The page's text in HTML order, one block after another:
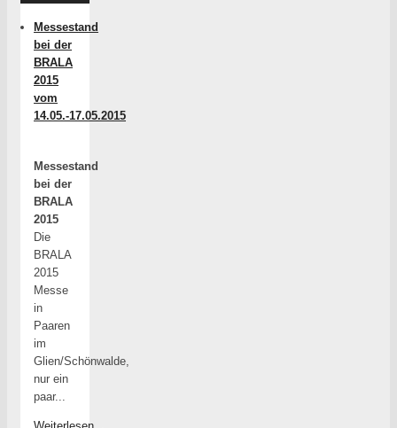
Messestand
bei der
BRALA
2015
vom
14.05.-17.05.2015
Messestand
bei der
BRALA
2015
Die
BRALA
2015
Messe
in
Paaren
im
Glien/Schönwalde,
nur ein
paar...